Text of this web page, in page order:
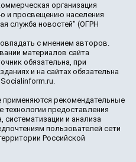
организация
и просвещению населения
служба новостей" (ОГРН
с мнением авторов.
материалов сайта
обязательна, при
и на сайтах обязательна
рекомендательные
технологии предоставления
и анализа
пользователей сети
Российской